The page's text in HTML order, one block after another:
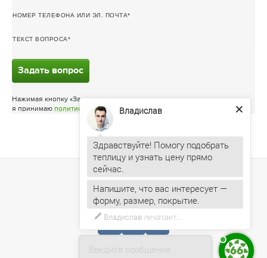
НОМЕР ТЕЛЕФОНА ИЛИ ЭЛ. ПОЧТА
ТЕКСТ ВОПРОСА
Задать вопрос
Нажимая кнопку «Задать вопрос»
я принимаю политику конфиденциальности
Введите сообщение
Здравствуйте! Помогу подобрать
теплицу и узнать цену прямо
сейчас.
Напишите, что вас интересует —
форму, размер, покрытие.